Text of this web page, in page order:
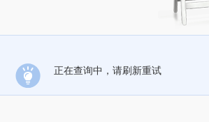
正在查询中，请刷新重试